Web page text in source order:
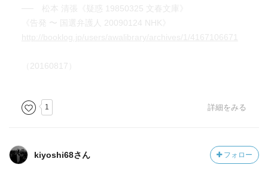
岡村謙孝
される。
── 松本 清張《疑惑 19850325 文春文庫》
《告発 〜 国選弁護人 20090124 NHK》
（20160817）
1 詳細をみる
kiyoshi68さん フォロー